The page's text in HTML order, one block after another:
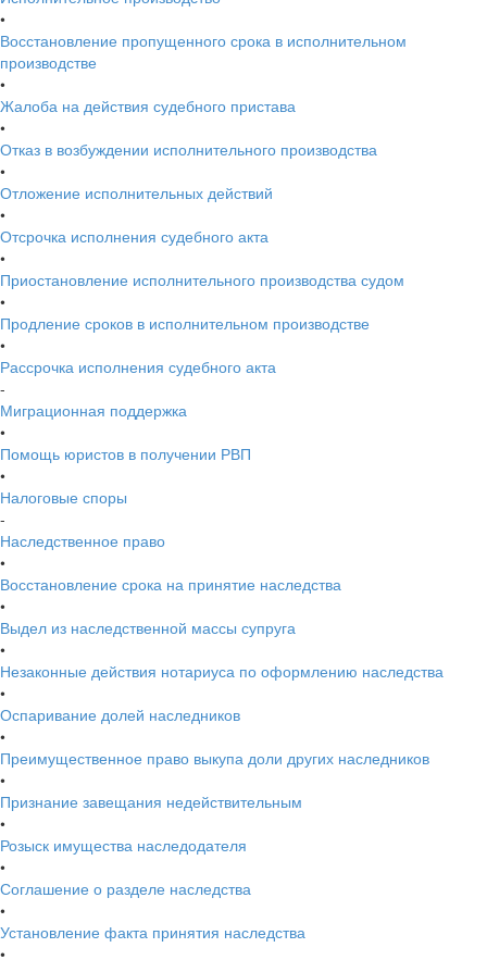
•
Восстановление пропущенного срока в исполнительном
производстве
•
Жалоба на действия судебного пристава
•
Отказ в возбуждении исполнительного производства
•
Отложение исполнительных действий
•
Отсрочка исполнения судебного акта
•
Приостановление исполнительного производства судом
•
Продление сроков в исполнительном производстве
•
Рассрочка исполнения судебного акта
-
Миграционная поддержка
•
Помощь юристов в получении РВП
•
Налоговые споры
-
Наследственное право
•
Восстановление срока на принятие наследства
•
Выдел из наследственной массы супруга
•
Незаконные действия нотариуса по оформлению наследства
•
Оспаривание долей наследников
•
Преимущественное право выкупа доли других наследников
•
Признание завещания недействительным
•
Розыск имущества наследодателя
•
Соглашение о разделе наследства
•
Установление факта принятия наследства
•